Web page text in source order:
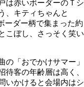
は赤いボーダーのＴシ
、キティちゃんと
ーダー柄で集まった約
こぼし、さっそく笑い
の「おでかけサマー」
待客の年齢層は高く、
いかけると会場内はシ